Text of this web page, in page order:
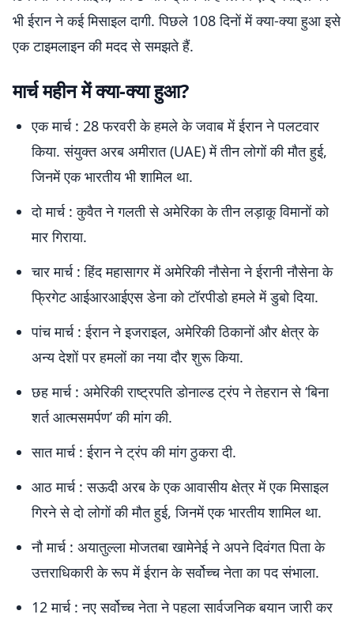
भी ईरान ने कई मिसाइल दागी. पिछले 108 दिनों में क्या-क्या हुआ इसे
एक टाइमलाइन की मदद से समझते हैं.
मार्च महीन में क्या-क्या हुआ?
एक मार्च : 28 फरवरी के हमले के जवाब में ईरान ने पलटवार
किया. संयुक्त अरब अमीरात (UAE) में तीन लोगों की मौत हुई,
जिनमें एक भारतीय भी शामिल था.
दो मार्च : कुवैत ने गलती से अमेरिका के तीन लड़ाकू विमानों को
मार गिराया.
चार मार्च : हिंद महासागर में अमेरिकी नौसेना ने ईरानी नौसेना के
फ्रिगेट आईआरआईएस डेना को टॉरपीडो हमले में डुबो दिया.
पांच मार्च : ईरान ने इजराइल, अमेरिकी ठिकानों और क्षेत्र के
अन्य देशों पर हमलों का नया दौर शुरू किया.
छह मार्च : अमेरिकी राष्ट्रपति डोनाल्ड ट्रंप ने तेहरान से ‘बिना
शर्त आत्मसमर्पण’ की मांग की.
सात मार्च : ईरान ने ट्रंप की मांग ठुकरा दी.
आठ मार्च : सऊदी अरब के एक आवासीय क्षेत्र में एक मिसाइल
गिरने से दो लोगों की मौत हुई, जिनमें एक भारतीय शामिल था.
नौ मार्च : अयातुल्ला मोजतबा खामेनेई ने अपने दिवंगत पिता के
उत्तराधिकारी के रूप में ईरान के सर्वोच्च नेता का पद संभाला.
12 मार्च : नए सर्वोच्च नेता ने पहला सार्वजनिक बयान जारी कर